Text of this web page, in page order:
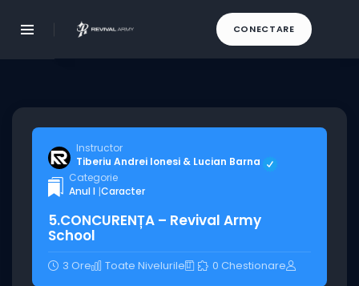
CONECTARE
Instructor
Tiberiu Andrei Ionesi & Lucian Barna
Categorie
Anul I |Caracter
5.CONCURENȚA – Revival Army
School
3 Ore Toate Nivelurile 0 Chestionare